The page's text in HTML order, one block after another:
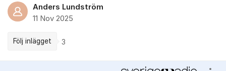
Anders Lundström
11 Nov 2025
Följ inlägget 3